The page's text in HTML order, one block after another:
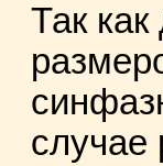
Так
случае